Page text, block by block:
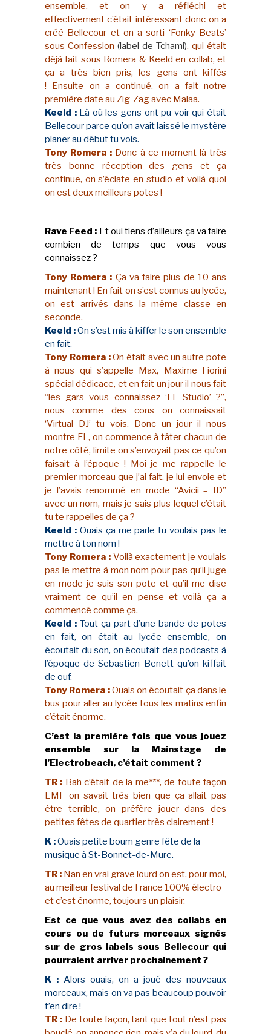
ensemble, et on y a réfléchi et
effectivement c’était intéressant donc on a
créé Bellecour et on a sorti ‘Fonky Beats’
sous Confession (label de Tchami), qui était
déjà fait sous Romera & Keeld en collab, et
ça a très bien pris, les gens ont kiffés
!
Ensuite on a continué, on a fait notre
première date au Zig-Zag avec Malaa.
Keeld :Là où les gens ont pu voir qui était
Bellecour parce qu’on avait laissé le mystère
planer au début tu vois.
Tony Romera : Donc à ce moment là très
très bonne réception des gens et ça
continue, on s’éclate en studio et voilà quoi
on est deux meilleurs potes !
Rave Feed : Et oui tiens d’ailleurs ça va faire
combien de temps que vous vous
connaissez ?
Tony Romera : Ça va faire plus de 10 ans
maintenant ! En fait on s’est connus au lycée,
on est arrivés dans la même classe en
seconde.
Keeld :On s’est mis à kiffer le son ensemble
en fait.
Tony Romera :On était avec un autre pote
à nous qui s’appelle Max, Maxime Fiorini
spécial dédicace, et en fait un jour il nous fait
“les gars vous connaissez ‘FL Studio’ ?”,
nous comme des cons on connaissait
‘Virtual DJ’ tu vois. Donc un jour il nous
montre FL, on commence à tâter chacun de
notre côté, limite on s’envoyait pas ce qu’on
faisait à l’époque ! Moi je me rappelle le
premier morceau que j’ai fait, je lui envoie et
je l’avais renommé en mode “Avicii – ID”
avec un nom, mais je sais plus lequel c’était
tu te rappelles de ça ?
Keeld :Ouais ça me parle tu voulais pas le
mettre à ton nom !
Tony Romera :Voilà exactement je voulais
pas le mettre à mon nom pour pas qu’il juge
en mode je suis son pote et qu’il me dise
vraiment ce qu’il en pense et voilà ça a
commencé comme ça.
Keeld :Tout ça part d’une bande de potes
en fait, on était au lycée ensemble, on
écoutait du son, on écoutait des podcasts à
l’époque de Sebastien Benett qu’on kiffait
de ouf.
Tony Romera :Ouais on écoutait ça dans le
bus pour aller au lycée tous les matins enfin
c’était énorme.
C’est la première fois que vous jouez
ensemble sur la Mainstage de
l’Electrobeach, c’était comment ?
TR : Bah c’était de la me***, de toute façon
EMF on savait très bien que ça allait pas
être terrible, on préfère jouer dans des
petites fêtes de quartier très clairement !
K :Ouais petite boum genre fête de la
musique à St-Bonnet-de-Mure.
TR : Nan en vrai grave lourd on est, pour moi,
au meilleur festival de France 100% électro
et c’est énorme, toujours un plaisir.
Est ce que vous avez des collabs en
cours ou de futurs morceaux signés
sur de gros labels sous Bellecour qui
pourraient arriver prochainement ?
K : Alors ouais, on a joué des nouveaux
morceaux, mais on va pas beaucoup pouvoir
t’en dire !
TR : De toute façon, tant que tout n’est pas